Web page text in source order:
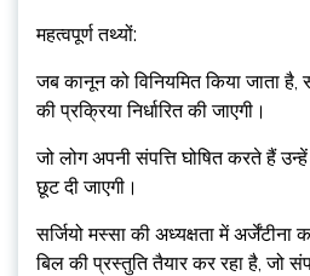
महत्वपूर्ण तथ्यों:
जब कानून को विनियमित किया जाता है,
की प्रक्रिया निर्धारित की जाएगी।
जो लोग अपनी संपत्ति घोषित करते हैं
छूट दी जाएगी।
सर्जियो मस्सा की अध्यक्षता में
बिल की प्रस्तुति तैयार कर रहा है, जो